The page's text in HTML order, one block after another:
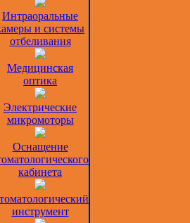
Интраоральные
и системы
отбеливания
Медицинская
оптика
Электрические
микромоторы
Оснащение
кабинета
инструмент